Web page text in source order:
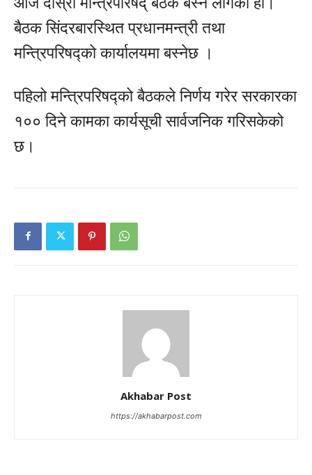
बैठक सिंदरबारस्थित प्रधानमन्त्री तथा
मन्त्रिपरिषद्को कार्यालयमा बस्नेछ ।
पहिलो मन्त्रिपरिषद्को बैठकले निर्णय गरेर सरकारका
१०० दिने कामका कार्यसूची सार्वजनिक गरिसकेको
छ।
Akhabar Post
https://akhabarpost.com